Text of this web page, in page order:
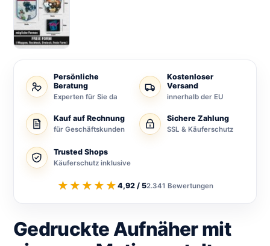
Persönliche
Beratung
Experten für Sie da
Kostenloser
Versand
innerhalb der EU
Kauf auf Rechnung
für Geschäftskunden
Sichere Zahlung
SSL & Käuferschutz
Trusted Shops
Käuferschutz inklusive
★★★★★ 4,92 / 52.341 Bewertungen
Gedruckte Aufnäher mit